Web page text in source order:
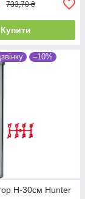
733,70 ₴
Купити
–10%
H-30см Hunter